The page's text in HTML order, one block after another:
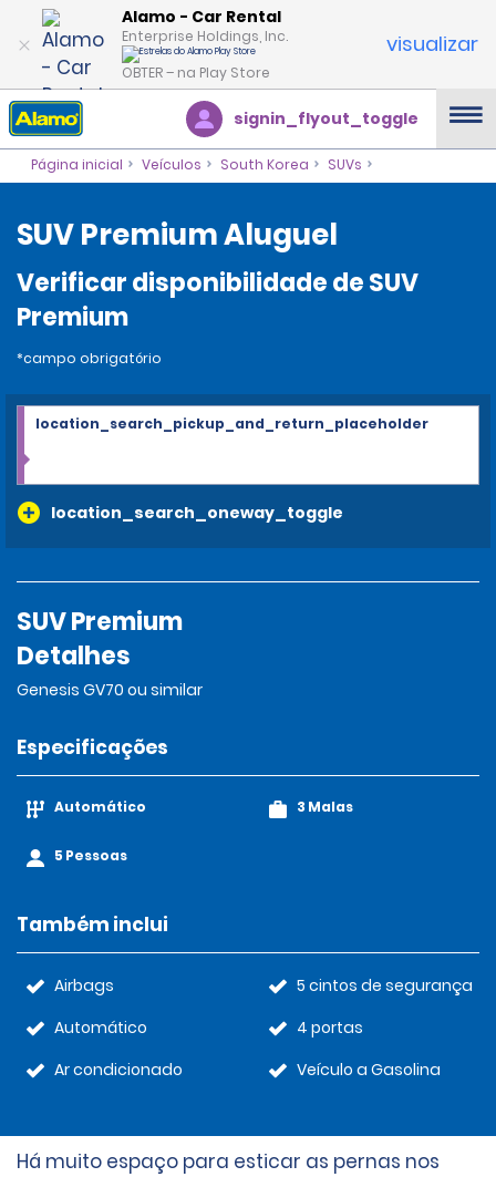
Alamo - Car Rental
Enterprise Holdings, Inc.
OBTER – na Play Store
visualizar
signin_flyout_toggle
Página inicial Veículos South Korea SUVs
SUV Premium Aluguel
Verificar disponibilidade de SUV
Premium
*campo obrigatório
location_search_oneway_toggle
location_search_pickup_and_return_placeholder
SUV Premium
Detalhes
Genesis GV70 ou similar
Especificações
Automático
5 Pessoas
3 Malas
Também inclui
Airbags
Automático
Ar condicionado
5 cintos de segurança
4 portas
Veículo a Gasolina
Há muito espaço para esticar as pernas nos